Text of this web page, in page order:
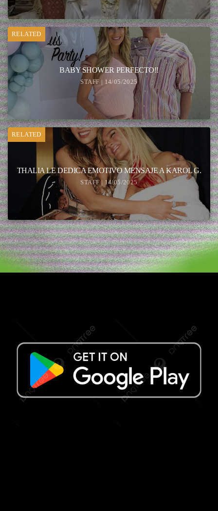
RELATED
BABY SHOWER PERFECTO!!
STAFF | 14/05/2025
RELATED
THALIA LE DEDICA EMOTIVO MENSAJE A KAROL G.
STAFF | 14/05/2025